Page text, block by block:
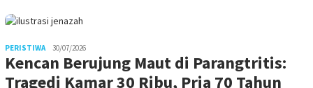
PERISTIWA 30/07/2026
Kencan Berujung Maut di Parangtritis:
Tragedi Kamar 30 Ribu, Pria 70 Tahun